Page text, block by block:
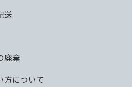
送
廃棄
方について